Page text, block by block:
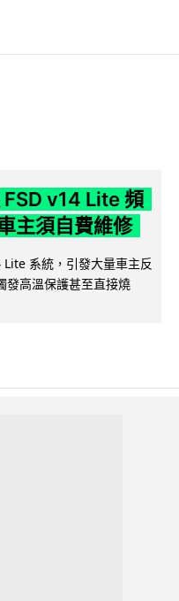
v14 Lite 頻
主須自費維修
系統，引發大量車主反
發高溫保護甚至直接燒